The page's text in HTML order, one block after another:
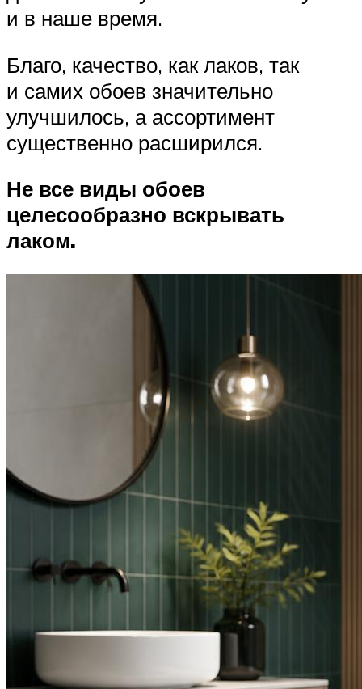
и в наше время.
Благо, качество, как лаков, так
и самих обоев значительно
улучшилось, а ассортимент
существенно расширился.
Не все виды обоев
целесообразно вскрывать
лаком.